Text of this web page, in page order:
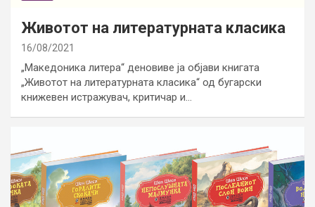
Животот на литературната класика
16/08/2021
„Македоника литера“ деновиве ја објави книгата
„Животот на литературната класика“ од бугарски
книжевен истражувач, критичар и…